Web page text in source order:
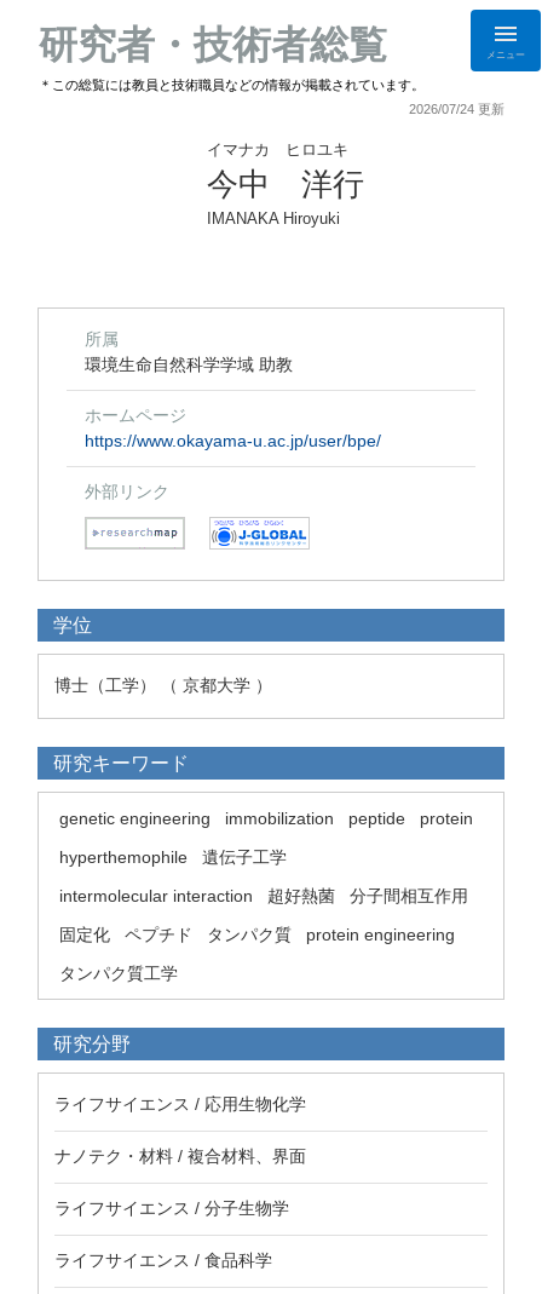
研究者・技術者総覧
＊この総覧には教員と技術職員などの情報が掲載されています。
メニュー
2026/07/24 更新
イマナカ ヒロユキ
今中 洋行
IMANAKA Hiroyuki
所属
環境生命自然科学学域 助教
ホームページ
https://www.okayama-u.ac.jp/user/bpe/
外部リンク
学位
博士（工学） （ 京都大学 ）
研究キーワード
genetic engineering immobilization peptide
protein
hyperthemophile
遺伝子工学
intermolecular interaction
超好熱菌
分子間相互作用
固定化
ペプチド タンパク質
protein engineering
タンパク質工学
研究分野
ライフサイエンス / 応用生物化学
ナノテク・材料 / 複合材料、界面
ライフサイエンス / 分子生物学
ライフサイエンス / 食品科学